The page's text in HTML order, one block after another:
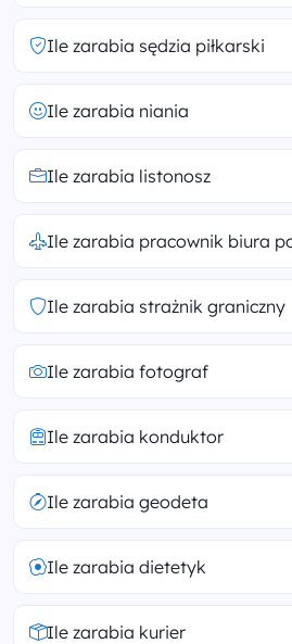
Ile zarabia sędzia piłkarski
Ile zarabia niania
Ile zarabia listonosz
Ile zarabia pracownik biura
Ile zarabia strażnik graniczny
Ile zarabia fotograf
Ile zarabia konduktor
Ile zarabia geodeta
Ile zarabia dietetyk
Ile zarabia kurier